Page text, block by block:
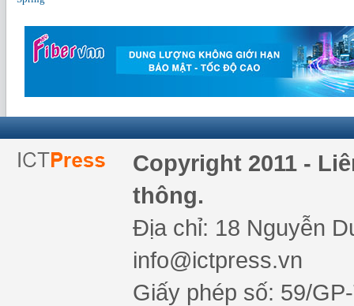
Copyright 2011 -
thông.
Địa chỉ: 18 Nguyễn
info@ictpress.vn
Giấy phép số: 59/